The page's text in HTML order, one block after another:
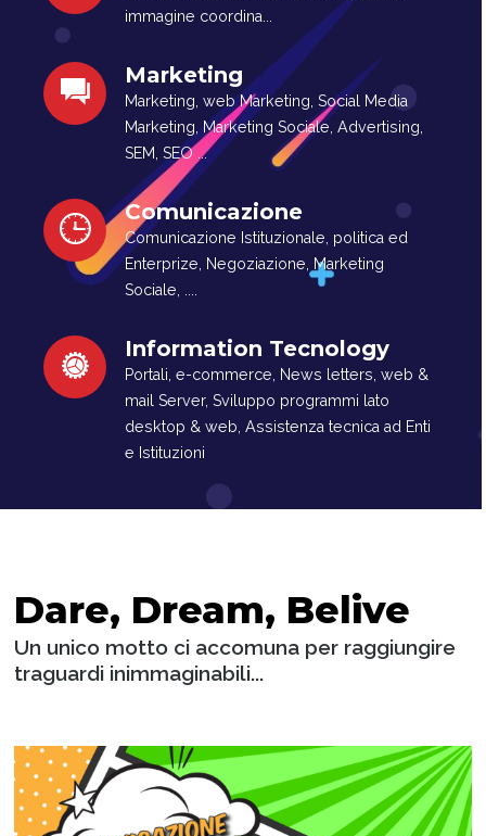
immagine coordina...
Marketing
Marketing, web Marketing, Social Media
Marketing, Marketing Sociale, Advertising,
SEM, SEO ...
Comunicazione
Comunicazione Istituzionale, politica ed
Enterprize, Negoziazione, Marketing
Sociale, ....
Information Tecnology
Portali, e-commerce, News letters, web &
mail Server, Sviluppo programmi lato
desktop & web, Assistenza tecnica ad Enti
e Istituzioni
Dare, Dream, Belive
Un unico motto ci accomuna per raggiungire
traguardi inimmaginabili...